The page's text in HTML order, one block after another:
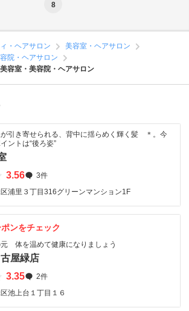
8
・ヘアサロン
美容室・ヘアサロン
院・ヘアサロン
容室・美容院・ヘアサロン
引き寄せられる、背中に揺らめく輝く髪 ＊。今
ントは“後ろ姿”
3.56
3件
浦里３丁目316グリーンマンション1F
ンをチェック
体を温めて健康になりましょう
屋緑店
3.35
2件
池上台１丁目１６